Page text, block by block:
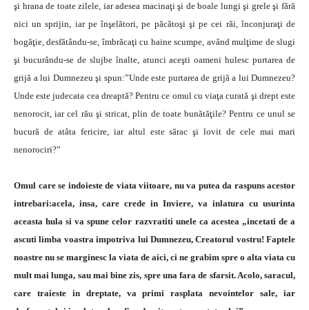
şi hrana de toate zilele, iar adesea macinaţi şi de boale lungi şi grele şi fără
nici un sprijin, iar pe înşelători, pe păcătoşi şi pe cei răi, înconjuraţi de
bogăţie, desfătându-se, îmbrăcaţi cu haine scumpe, având mulţime de slugi
şi bucurându-se de slujbe înalte, atunci aceşti oameni hulesc purtarea de
grijă a lui Dumnezeu şi spun:”Unde este purtarea de grijă a lui Dumnezeu?
Unde este judecata cea dreaptă? Pentru ce omul cu viaţa curată şi drept este
nenorocit, iar cel rău şi stricat, plin de toate bunătăţile? Pentru ce unul se
bucură de atâta fericire, iar altul este sărac şi lovit de cele mai mari
nenorociri?”
Omul care se indoieste de viata viitoare, nu va putea da raspuns acestor
intrebari:acela, insa, care crede in Inviere, va inlatura cu usurinta
aceasta hula si va spune celor razvratiti unele ca acestea „incetati de a
ascuti limba voastra impotriva lui Dumnezeu, Creatorul vostru! Faptele
noastre nu se marginesc la viata de aici, ci ne grabim spre o alta viata cu
mult mai lunga, sau mai bine zis, spre una fara de sfarsit. Acolo, saracul,
care traieste in dreptate, va primi rasplata nevointelor sale, iar